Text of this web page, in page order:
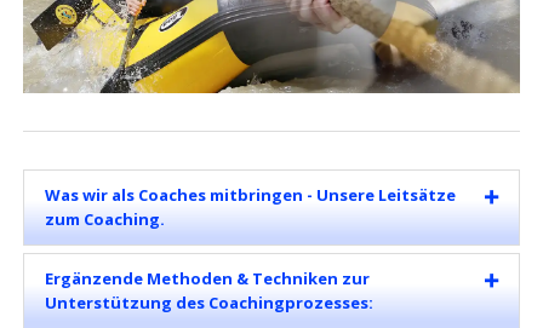
Was wir als Coaches mitbringen - Unsere Leitsätze
zum Coaching.
Ergänzende Methoden & Techniken zur
Unterstützung des Coachingprozesses: